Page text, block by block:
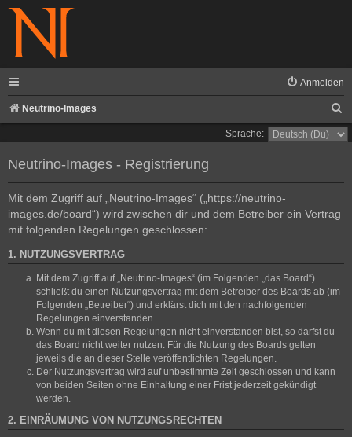
Anmelden
Neutrino-Images
u
Sprache:
Neutrino-Images - Registrierung
Mit dem Zugriff auf „Neutrino-Images“ („https://neutrino-
images.de/board“) wird zwischen dir und dem Betreiber ein Vertrag
mit folgenden Regelungen geschlossen:
1. NUTZUNGSVERTRAG
Mit dem Zugriff auf „Neutrino-Images“ (im Folgenden „das Board“)
schließt du einen Nutzungsvertrag mit dem Betreiber des Boards ab (im
Folgenden „Betreiber“) und erklärst dich mit den nachfolgenden
Regelungen einverstanden.
Wenn du mit diesen Regelungen nicht einverstanden bist, so darfst du
das Board nicht weiter nutzen. Für die Nutzung des Boards gelten
jeweils die an dieser Stelle veröffentlichten Regelungen.
Der Nutzungsvertrag wird auf unbestimmte Zeit geschlossen und kann
von beiden Seiten ohne Einhaltung einer Frist jederzeit gekündigt
werden.
2. EINRÄUMUNG VON NUTZUNGSRECHTEN